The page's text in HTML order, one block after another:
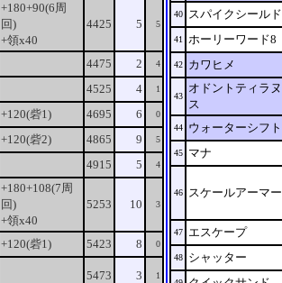
+180+90(6周
回)
+領x40
4425 5 5
4475 2 4
4525 4 1
+120(砦1) 4695 6 0
+120(砦2) 4865 9 5
4915 5 4
+180+108(7周
回)
+領x40
5253 10 3
+120(砦1) 5423 8 0
5473 3 1
40 スパイクシールド
41 ホーリーワード8
42 カワヒメ
43
オドントティラヌ
ス
44 ウォーターシフト
45 マナ
46 スケールアーマー
47 エスケープ
48 シャッター